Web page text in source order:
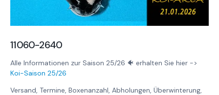
11060-2640
Alle Informationen zur Saison 25/26 🐠 erhalten Sie hier ->
Koi-Saison 25/26
Versand, Termine, Boxenanzahl, Abholungen, Überwinterung,